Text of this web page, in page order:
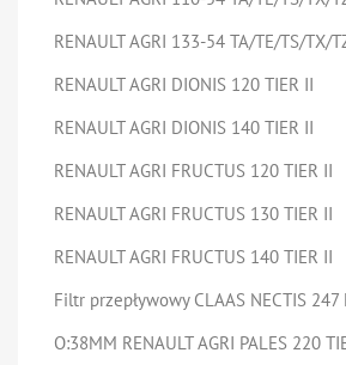
RENAULT AGRI 133-54 TA/TE/TS/TX/
RENAULT AGRI DIONIS 120 TIER II
RENAULT AGRI DIONIS 140 TIER II
RENAULT AGRI FRUCTUS 120 TIER II
RENAULT AGRI FRUCTUS 130 TIER II
RENAULT AGRI FRUCTUS 140 TIER II
Filtr przepływowy CLAAS NECTIS 247
O:38MM RENAULT AGRI PALES 220